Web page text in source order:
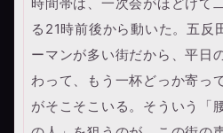
る21時前後から動いた。五反
ーマンが多い街だから、平日
わって、もう一杯どっか寄っ
がそこそこいる。そういう「